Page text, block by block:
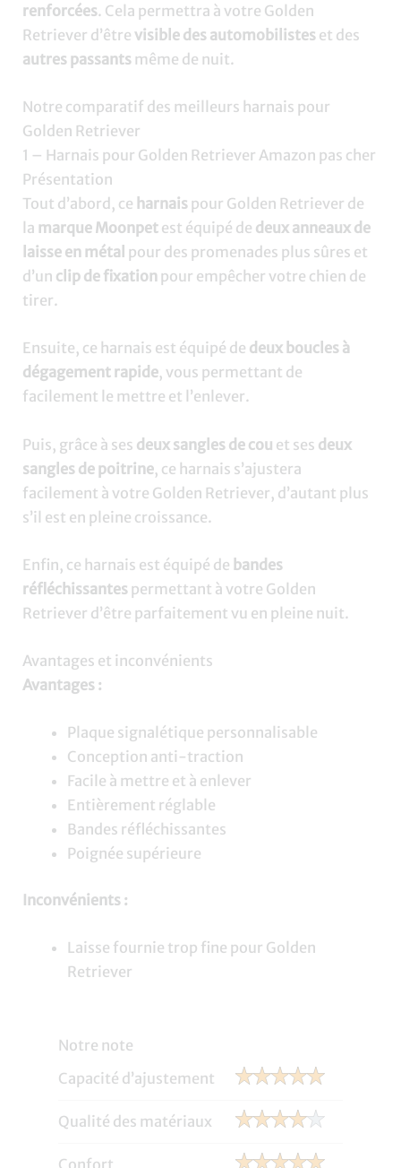
renforcées. Cela permettra à votre Golden
Retriever d’êtrevisible des automobilistes et des
autres passants même de nuit.
Notre comparatif des meilleurs harnais pour
Golden Retriever
1 – Harnais pour Golden Retriever Amazon pas cher
Présentation
Tout d’abord, ce harnais pour Golden Retriever de
la marque Moonpet est équipé de deux anneaux de
laisse en métal pour des promenades plus sûres et
d’un clip de fixation pour empêcher votre chien de
tirer.
Ensuite, ce harnais est équipé de deux boucles à
dégagement rapide, vous permettant de
facilement le mettre et l’enlever.
Puis, grâce à ses deux sangles de cou et ses deux
sangles de poitrine, ce harnais s’ajustera
facilement à votre Golden Retriever, d’autant plus
s’il est en pleine croissance.
Enfin, ce harnais est équipé de bandes
réfléchissantes permettant à votre Golden
Retriever d’être parfaitement vu en pleine nuit.
Avantages et inconvénients
Avantages :
Plaque signalétique personnalisable
Conception anti-traction
Facile à mettre et à enlever
Entièrement réglable
Bandes réfléchissantes
Poignée supérieure
Inconvénients :
Laisse fournie trop fine pour Golden
Retriever
Notre note
Capacité d’ajustement
Qualité des matériaux